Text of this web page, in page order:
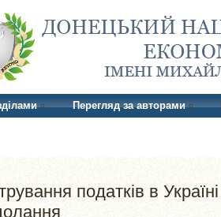
Перегляд за авторами
податків в